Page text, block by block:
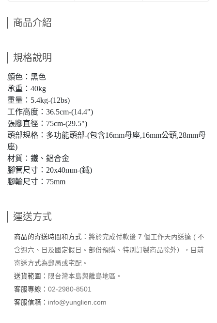
商品介紹
規格說明
顏色：黑色
承重：40kg
重量：5.4kg-(12bs)
工作高度：36.5cm-(14.4")
張腳直徑：75cm-(29.5")
頭部規格：多功能頭部-(包含16mm母座,16mm公頭,28mm母
座)
材質：鐵、鋁合金
腳管尺寸：20x40mm-(鐵)
腳輪尺寸：75mm
運送方式
商品的寄送時間和方式： 將於完成付款後 7 個工作天內送達 ( 不
含週六、日及國定假日。部份預購、特別訂製商品除外），目前
寄送方式為郵局或宅配。
送貨範圍： 限台灣本島與離島地區。
客服專線： 02-2980-8501
客服信箱： info@yunglien.com